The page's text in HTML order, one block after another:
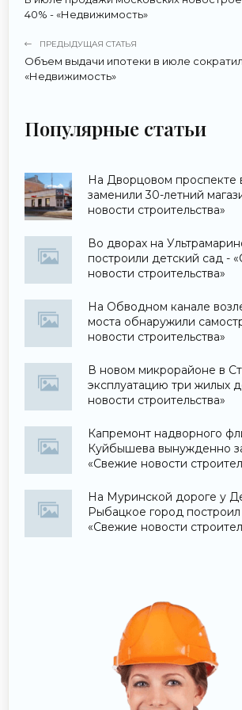
40% - «Недвижимость»
ПРЕДЫДУЩАЯ СТАТЬЯ
Объем выдачи ипотеки в июле
«Недвижимость»
Популярные статьи
На Дворцовом проспекте
заменили 30-летний
новости строительства»
Во дворах на
построили детский сад -
новости строительства»
На Обводном канале
моста обнаружили
новости строительства»
В новом микрорайоне в
эксплуатацию три жилых
новости строительства»
Капремонт надворного
Куйбышева вынужденно
«Свежие новости
На Муринской дороге у
Рыбацкое город
«Свежие новости